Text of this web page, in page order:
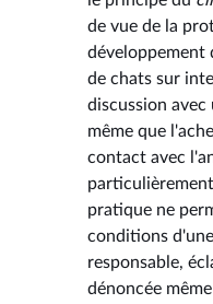
de vue de la
développement
de chats sur
discussion
même que
contact avec
pratique ne
conditions
responsable,
dénoncée